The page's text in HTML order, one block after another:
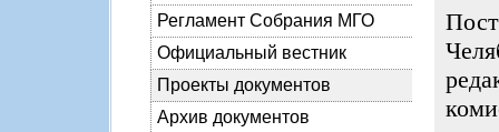
Регламент Собрания МГО
Официальный вестник
Проекты документов
Архив документов